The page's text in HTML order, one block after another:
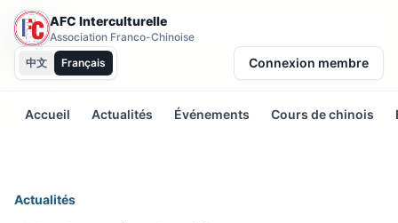
AFC Interculturelle
Association Franco-Chinoise
中文
Français Connexion membre
Accueil Actualités Événements Cours de chinois
Actualités